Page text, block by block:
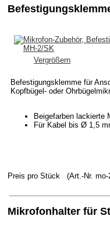
Vergrößern
Befestigungsklemme für
Kopfbügel- oder
Beigefarben lackierte
Für Kabel bis Ø 1,5
Preis pro Stück (Art.-Nr. mo-
Mikrofonhalter für